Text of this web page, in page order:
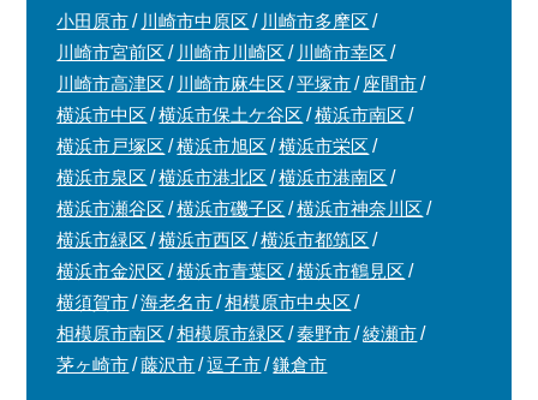
小田原市
川崎市中原区
川崎市多摩区
川崎市宮前区
川崎市川崎区
川崎市幸区
川崎市高津区
川崎市麻生区 平塚市
座間市
横浜市中区
横浜市保土ケ谷区
横浜市南区
横浜市戸塚区
横浜市旭区
横浜市栄区
横浜市泉区
横浜市港北区
横浜市港南区
横浜市瀬谷区
横浜市磯子区
横浜市神奈川区
横浜市緑区
横浜市西区
横浜市都筑区
横浜市金沢区
横浜市青葉区
横浜市鶴見区
横須賀市
海老名市
相模原市中央区
相模原市南区
相模原市緑区 秦野市
綾瀬市
茅ヶ崎市
藤沢市 逗子市 鎌倉市